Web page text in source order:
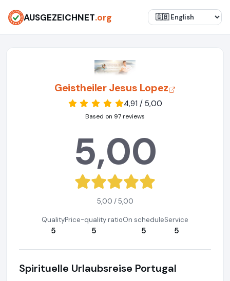
AUSGEZEICHNET.org
Geistheiler Jesus Lopez
4,91 / 5,00
Based on 97 reviews
5,00
5,00 / 5,00
Quality
5
Price-quality ratio
5
On schedule
5
Service
5
Spirituelle Urlaubsreise Portugal